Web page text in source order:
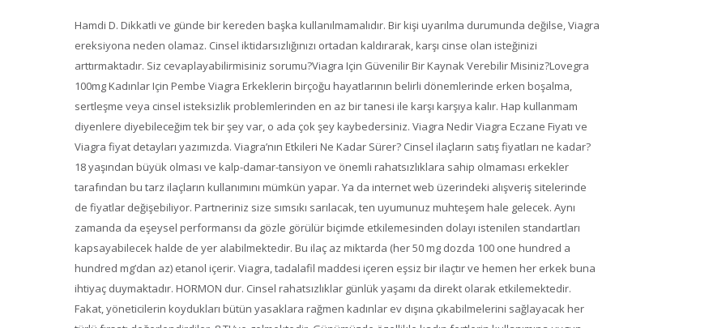
Hamdi D. Dikkatli ve günde bir kereden başka kullanılmamalıdır. Bir kişi uyarılma durumunda değilse, Viagra
ereksiyona neden olamaz. Cinsel iktidarsızlığınızı ortadan kaldırarak, karşı cinse olan isteğinizi
arttırmaktadır. Siz cevaplayabilirmisiniz sorumu?Viagra Için Güvenilir Bir Kaynak Verebilir Misiniz?Lovegra
100mg Kadınlar Için Pembe Viagra Erkeklerin birçoğu hayatlarının belirli dönemlerinde erken boşalma,
sertleşme veya cinsel isteksizlik problemlerinden en az bir tanesi ile karşı karşıya kalır. Hap kullanmam
diyenlere diyebileceğim tek bir şey var, o ada çok şey kaybedersiniz. Viagra Nedir Viagra Eczane Fiyatı ve
Viagra fiyat detayları yazımızda. Viagra’nın Etkileri Ne Kadar Sürer? Cinsel ilaçların satış fiyatları ne kadar?
18 yaşından büyük olması ve kalp-damar-tansiyon ve önemli rahatsızlıklara sahip olmaması erkekler
tarafından bu tarz ilaçların kullanımını mümkün yapar. Ya da internet web üzerindeki alışveriş sitelerinde
de fiyatlar değişebiliyor. Partneriniz size sımsıkı sarılacak, ten uyumunuz muhteşem hale gelecek. Aynı
zamanda da eşeysel performansı da gözle görülür biçimde etkilemesinden dolayı istenilen standartları
kapsayabilecek halde de yer alabilmektedir. Bu ilaç az miktarda (her 50 mg dozda 100 one hundred a
hundred mg’dan az) etanol içerir. Viagra, tadalafil maddesi içeren eşsiz bir ilaçtır ve hemen her erkek buna
ihtiyaç duymaktadır. HORMON dur. Cinsel rahatsızlıklar günlük yaşamı da direkt olarak etkilemektedir.
Fakat, yöneticilerin koydukları bütün yasaklara rağmen kadınlar ev dışına çıkabilmelerini sağlayacak her